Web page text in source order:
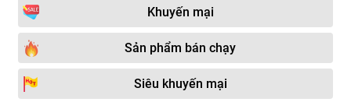
Lô giấy vệ sinh
Phụ kiện phòng tắm
Phụ kiện phòng tắm Kohler Hộp đựng giấy vệ sinh
Phụ kiện phòng tắm Miken
Khuyến mại
Sản phẩm bán chạy
Siêu khuyến mại